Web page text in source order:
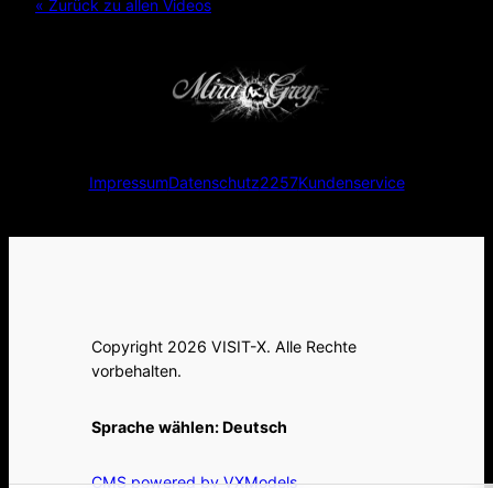
« Zurück zu allen Videos
ImpressumDatenschutz2257Kundenservice
Copyright 2026 VISIT-X. Alle Rechte
vorbehalten.
Sprache wählen:Deutsch
CMS powered by VXModels